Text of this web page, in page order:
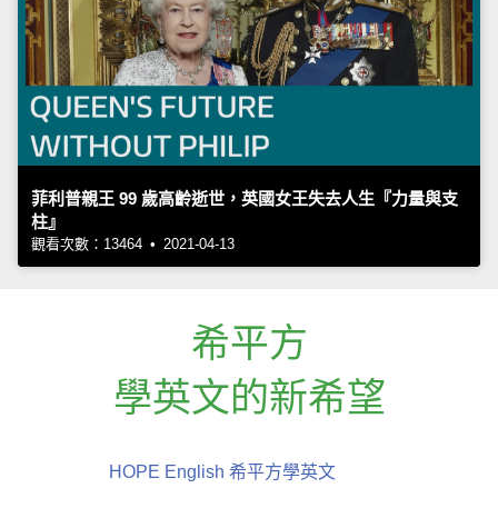
菲利普親王 99 歲高齡逝世，英國女王失去人生『力量與支
柱』
觀看次數：13464 • 2021-04-13
希平方
學英文的新希望
HOPE English 希平方學英文